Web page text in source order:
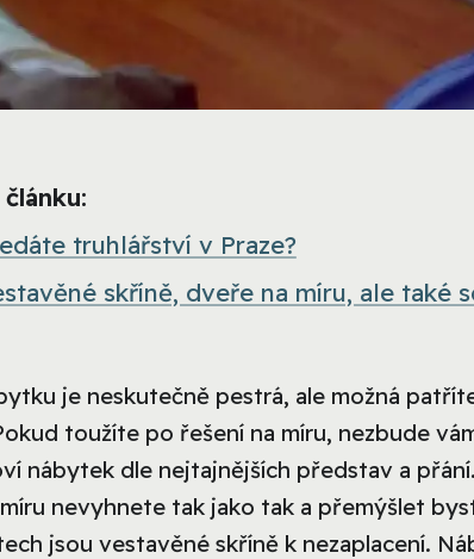
truhlářství v Praze?
skříně, dveře na míru, ale také
je neskutečně pestrá, ale možná
toužíte po řešení na míru, nezbude
nábytek dle nejtajnějších představ a
nevyhnete tak jako tak a přemýšlet
jsou vestavěné skříně k nezaplacení.